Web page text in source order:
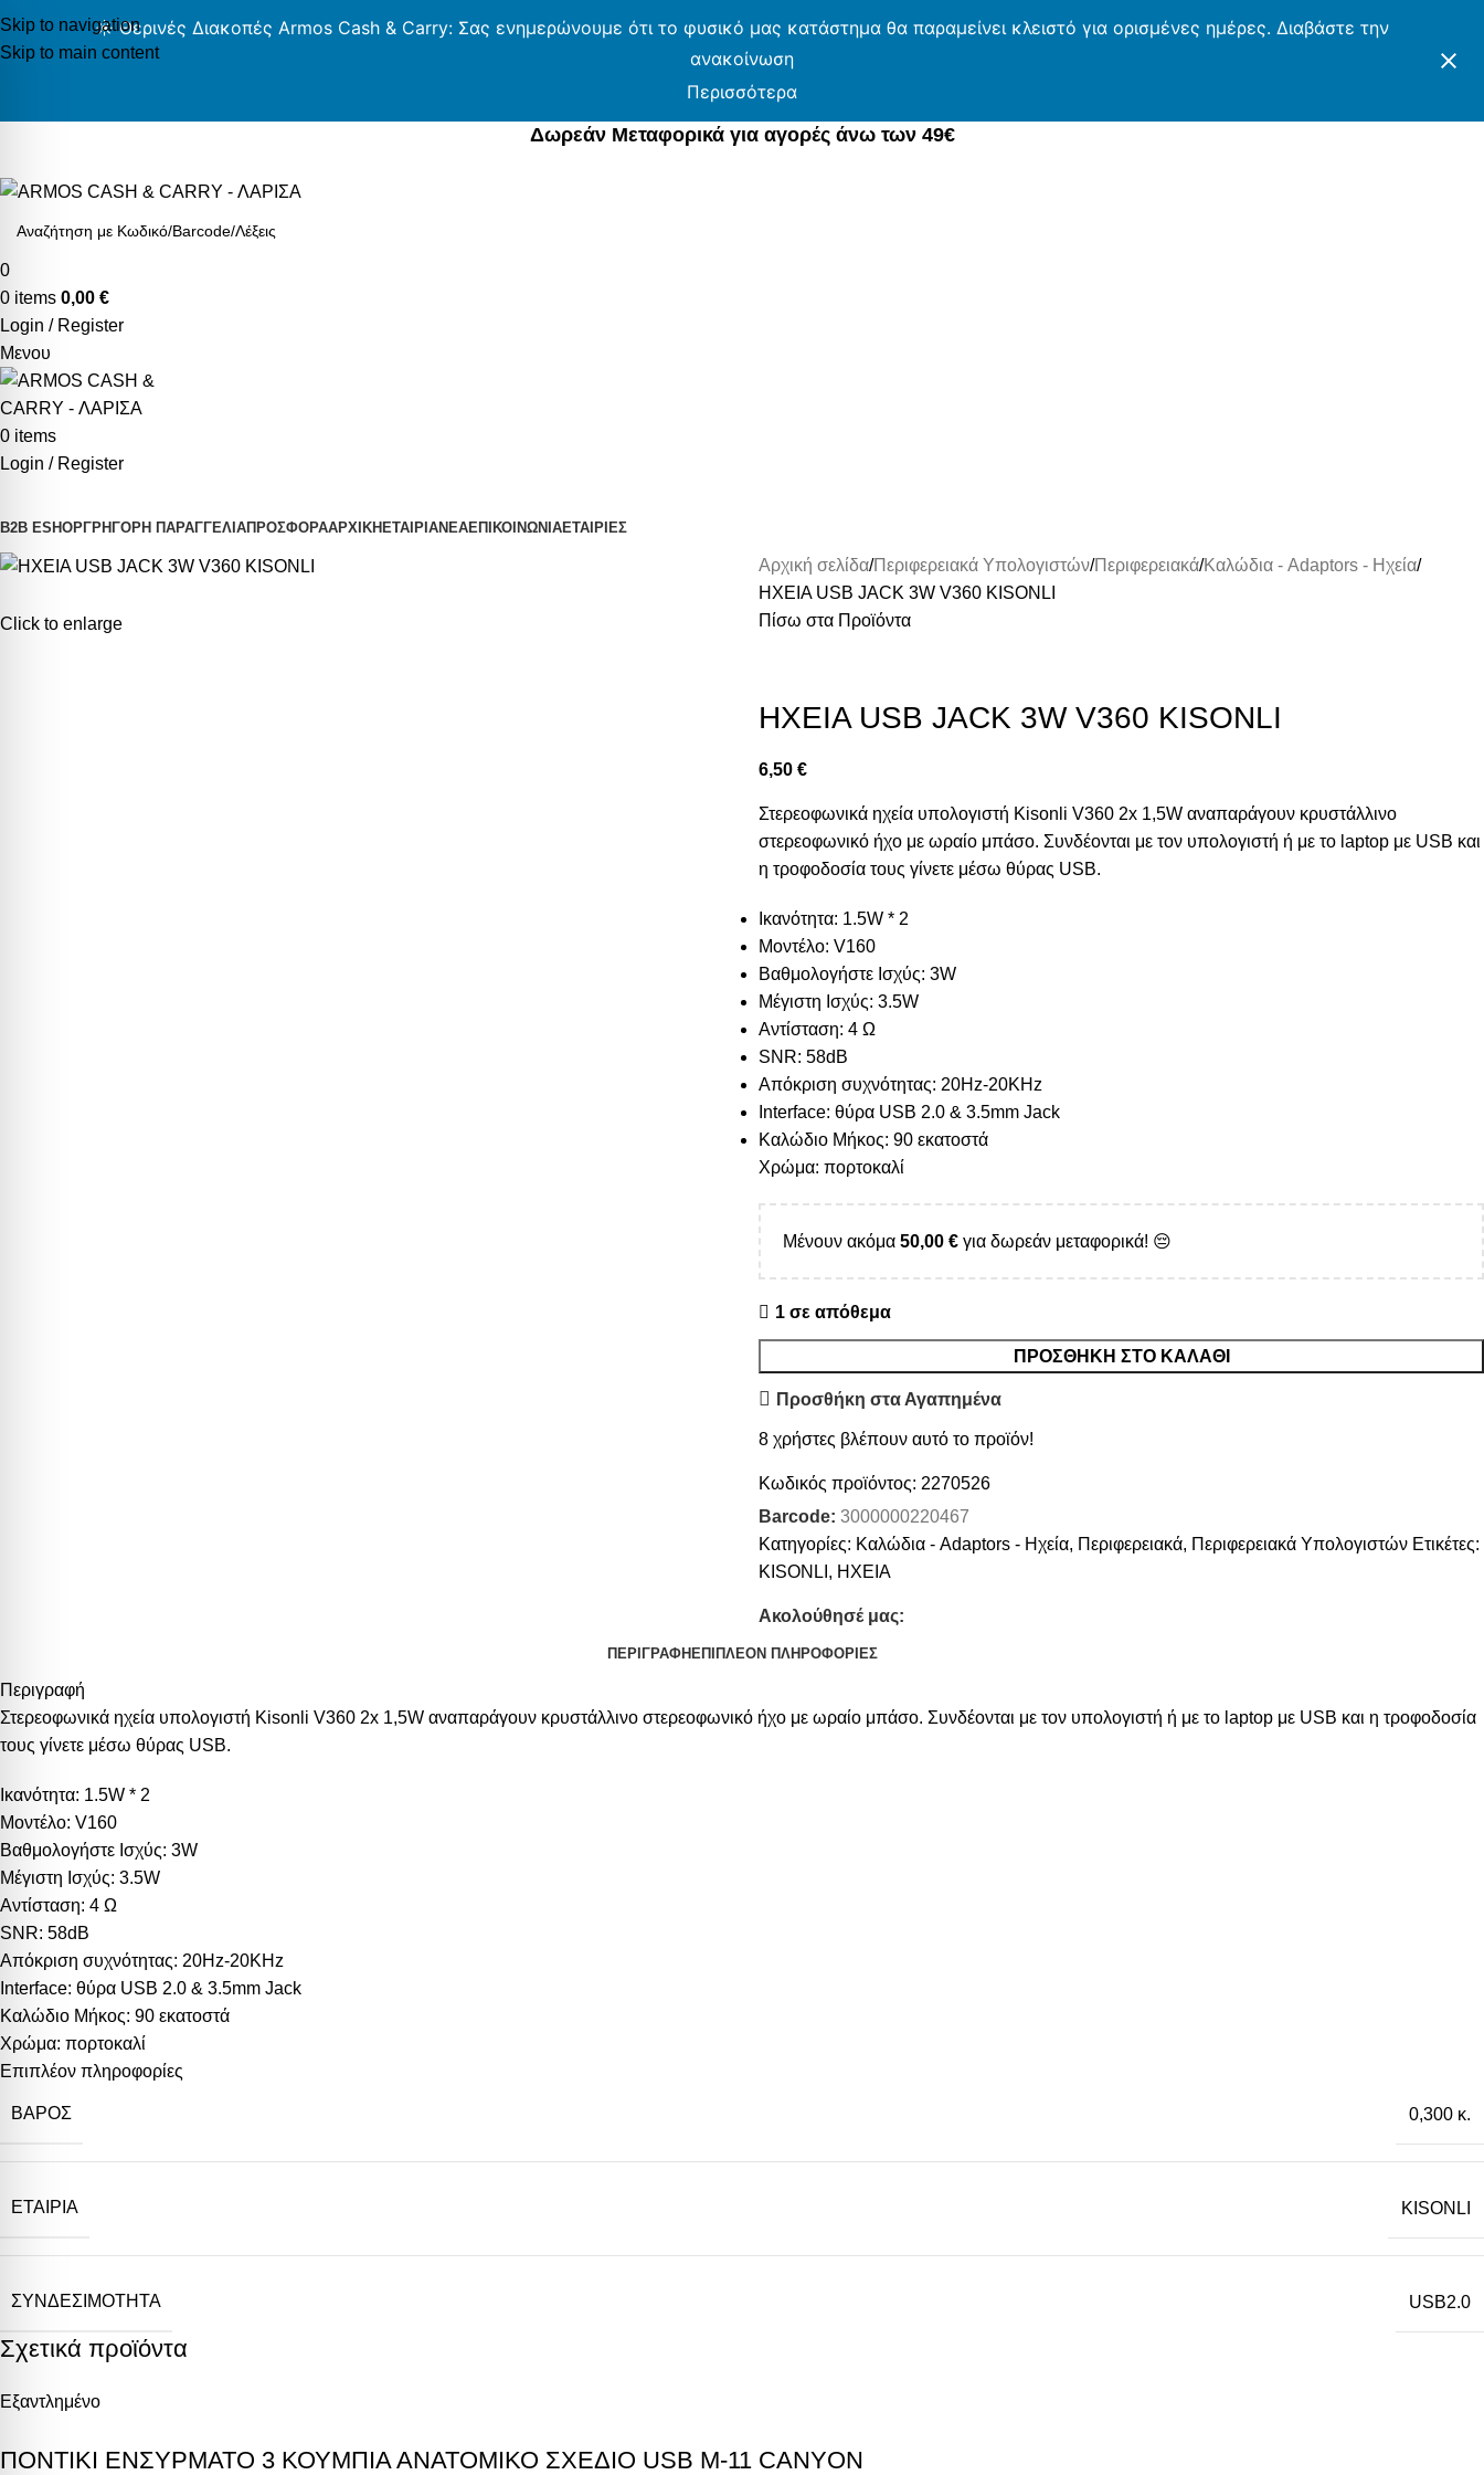
Skip to navigation
Skip to main content
☀️ Θερινές Διακοπές Armos Cash & Carry: Σας ενημερώνουμε ότι το φυσικό μας κατάστημα θα παραμείνει κλειστό για ορισμένες ημέρες. Διαβάστε την
ανακοίνωση
Περισσότερα
Δωρεάν Μεταφορικά για αγορές άνω των 49€
0
0 items 0,00 €
Login / Register
Μενου
0 items
Login / Register
B2B ESHOPΓΡΗΓΟΡΗ ΠΑΡΑΓΓΕΛΙΑΠΡΟΣΦΟΡΑΑΡΧΙΚΗ ΕΤΑΙΡΙΑΝΕΑΕΠΙΚΟΙΝΩΝΙΑΕΤΑΙΡΙΕΣ
Click to enlarge
Αρχική σελίδα Περιφερειακά Υπολογιστών Περιφερειακά Καλώδια - Adaptors - Ηχεία
ΗΧΕΙΑ USB JACK 3W V360 KISONLI
Πίσω στα Προϊόντα
ΗΧΕΙΑ USB JACK 3W V360 KISONLI
6,50 €
Στερεοφωνικά ηχεία υπολογιστή Kisonli V360 2x 1,5W αναπαράγουν κρυστάλλινο
στερεοφωνικό ήχο με ωραίο μπάσο. Συνδέονται με τον υπολογιστή ή με το laptop με USB και
η τροφοδοσία τους γίνετε μέσω θύρας USB.
Ικανότητα: 1.5W * 2
Μοντέλο: V160
Βαθμολογήστε Ισχύς: 3W
Μέγιστη Ισχύς: 3.5W
Αντίσταση: 4 Ω
SNR: 58dB
Απόκριση συχνότητας: 20Hz-20KHz
Interface: θύρα USB 2.0 & 3.5mm Jack
Καλώδιο Μήκος: 90 εκατοστά
Χρώμα: πορτοκαλί
Μένουν ακόμα 50,00 € για δωρεάν μεταφορικά! 😔
1 σε απόθεμα
ΠΡΟΣΘΉΚΗ ΣΤΟ ΚΑΛΆΘΙ
Προσθήκη στα Αγαπημένα
8 χρήστες βλέπουν αυτό το προϊόν!
Κωδικός προϊόντος: 2270526
Barcode: 3000000220467
Κατηγορίες: Καλώδια - Adaptors - Ηχεία, Περιφερειακά, Περιφερειακά Υπολογιστών Ετικέτες:
KISONLI , ΗΧΕΙΑ
Ακολούθησέ μας:
ΠΕΡΙΓΡΑΦΉΕΠΙΠΛΈΟΝ ΠΛΗΡΟΦΟΡΊΕΣ
Περιγραφή
Στερεοφωνικά ηχεία υπολογιστή Kisonli V360 2x 1,5W αναπαράγουν κρυστάλλινο στερεοφωνικό ήχο με ωραίο μπάσο. Συνδέονται με τον υπολογιστή ή με το laptop με USB και η τροφοδοσία
τους γίνετε μέσω θύρας USB.
Ικανότητα: 1.5W * 2
Μοντέλο: V160
Βαθμολογήστε Ισχύς: 3W
Μέγιστη Ισχύς: 3.5W
Αντίσταση: 4 Ω
SNR: 58dB
Απόκριση συχνότητας: 20Hz-20KHz
Interface: θύρα USB 2.0 & 3.5mm Jack
Καλώδιο Μήκος: 90 εκατοστά
Χρώμα: πορτοκαλί
Επιπλέον πληροφορίες
ΒΆΡΟΣ 0,300 κ.
ΕΤΑΙΡΊΑ KISONLI
ΣΥΝΔΕΣΙΜΌΤΗΤΑ USB2.0
Σχετικά προϊόντα
Εξαντλημένο
ΠΟΝΤΙΚΙ ΕΝΣΥΡΜΑΤΟ 3 ΚΟΥΜΠΙΑ ΑΝΑΤΟΜΙΚΟ ΣΧΕΔΙΟ USB M-11 CANYON